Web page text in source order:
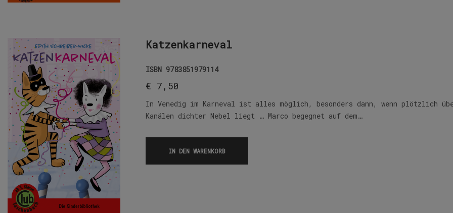
Katzenkarneval
ISBN 9783851979114
€ 7,50
In Venedig im Karneval ist alles möglich, besonders dann, wenn plötzlich
Kanälen dichter Nebel liegt … Marco begegnet auf dem…
IN DEN WARENKORB